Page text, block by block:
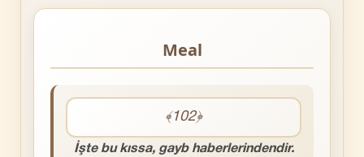
Meal
﴾102﴿
İşte bu kıssa, gayb haberlerindendir.